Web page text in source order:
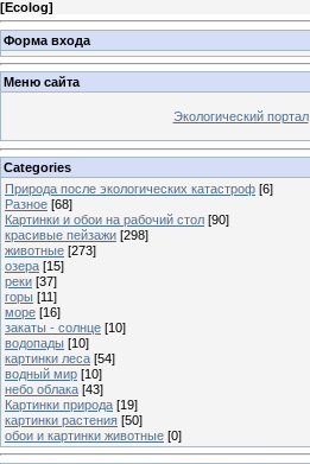
[Ecolog]
Форма входа
Меню сайта
Экологический портал
Categories
Природа после экологических катастроф [6]
Разное [68]
Картинки и обои на рабочий стол [90]
красивые пейзажи [298]
животные [273]
озера [15]
реки [37]
горы [11]
море [16]
закаты - солнце [10]
водопады [10]
картинки леса [54]
водный мир [10]
небо облака [43]
Картинки природа [19]
картинки растения [50]
обои и картинки животные [0]